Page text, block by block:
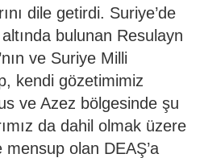
dile getirdi. Suriye’de
bulunan Resulayn
ve Suriye Milli
kendi gözetimimiz
ve Azez bölgesinde şu
da dahil olmak üzere
olan DEAŞ’a